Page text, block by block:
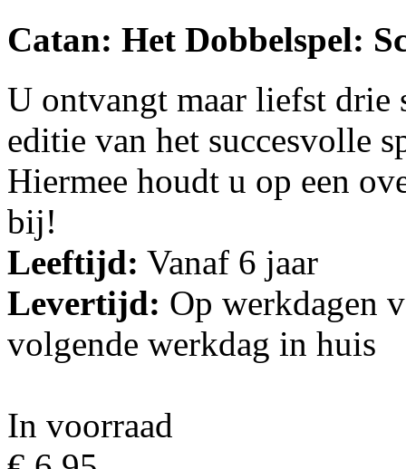
Catan: Het Dobbelspel:
U ontvangt maar liefst drie
editie van het succesvolle
Hiermee houdt u op een
bij!
Leeftijd: Vanaf 6 jaar
Levertijd: Op werkdagen
volgende werkdag in huis
In voorraad